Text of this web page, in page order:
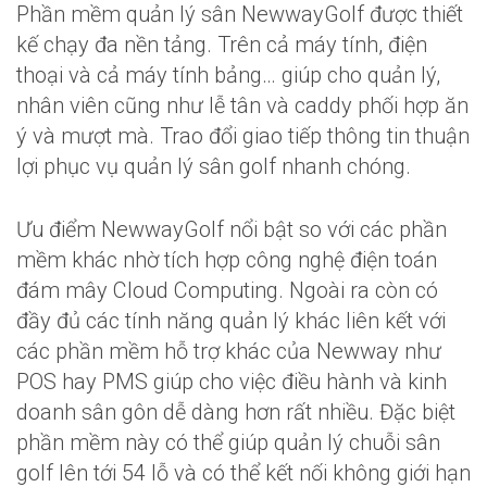
Phần mềm quản lý sân NewwayGolf được thiết
kế chạy đa nền tảng. Trên cả máy tính, điện
thoại và cả máy tính bảng… giúp cho quản lý,
nhân viên cũng như lễ tân và caddy phối hợp ăn
ý và mượt mà. Trao đổi giao tiếp thông tin thuận
lợi phục vụ quản lý sân golf nhanh chóng.
Ưu điểm NewwayGolf nổi bật so với các phần
mềm khác nhờ tích hợp công nghệ điện toán
đám mây Cloud Computing. Ngoài ra còn có
đầy đủ các tính năng quản lý khác liên kết với
các phần mềm hỗ trợ khác của Newway như
POS hay PMS giúp cho việc điều hành và kinh
doanh sân gôn dễ dàng hơn rất nhiều. Đặc biệt
phần mềm này có thể giúp quản lý chuỗi sân
golf lên tới 54 lỗ và có thể kết nối không giới hạn